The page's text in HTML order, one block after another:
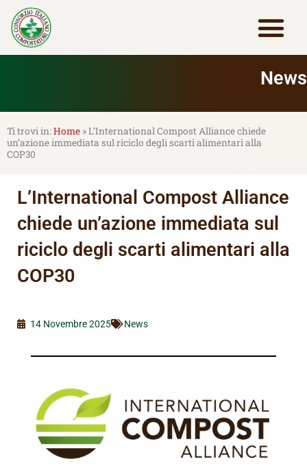
contenuto
News
Home »L’International Compost Alliance chiede
un’azione immediata sul riciclo degli scarti alimentari alla
COP30
L’International Compost Alliance
chiede un’azione immediata sul
riciclo degli scarti alimentari alla
COP30
14 Novembre 2025 News